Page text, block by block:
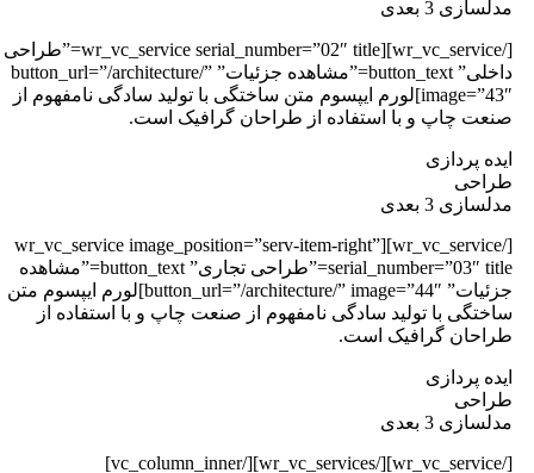
3 بعدی
[/wr_vc_service][wr_vc_service serial_number=”02″ title=”طراحی
داخلی” button_text=”مشاهده جزئیات” button_url=”/architecture/”
image=”43″]لورم ایپسوم متن ساختگی با تولید سادگی نامفهوم از
چاپ و با استفاده از طراحان گرافیک است.
پردازی
3 بعدی
[/wr_vc_service][wr_vc_service image_position=”serv-item-right”
serial_number=”03″ title=”طراحی تجاری” button_text=”مشاهده
جزئیات” button_url=”/architecture/” image=”44″]لورم ایپسوم متن
با تولید سادگی نامفهوم از صنعت چاپ و با استفاده از
گرافیک است.
پردازی
3 بعدی